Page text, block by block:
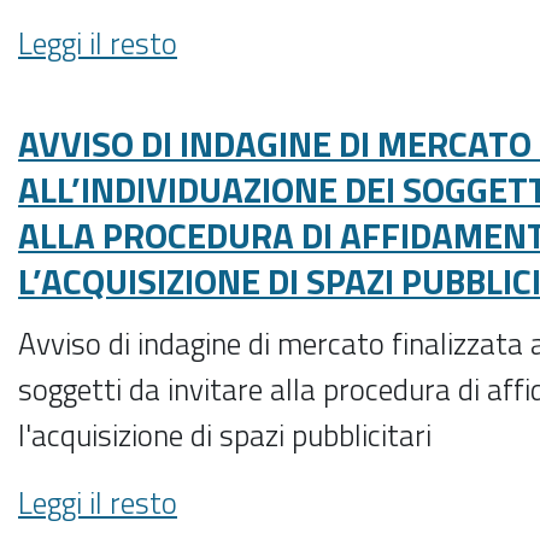
condicio
da
sabato
maggio
stop
alla
diffusione
di
sondaggi
elettorali
-
Avviso:
Il
del
24
giugno
2022
è
rinviato
a
data
da
destinarsi
Leggi il resto
AVVISO DI INDAGINE DI
ALL’INDIVIDUAZIONE DEI
ALLA PROCEDURA DI
L’ACQUISIZIONE DI SPAZI
Avviso di indagine di mercato finalizzata
soggetti da invitare alla procedura di
l'acquisizione di spazi pubblicitari
AVVISO
DI
Leggi il resto